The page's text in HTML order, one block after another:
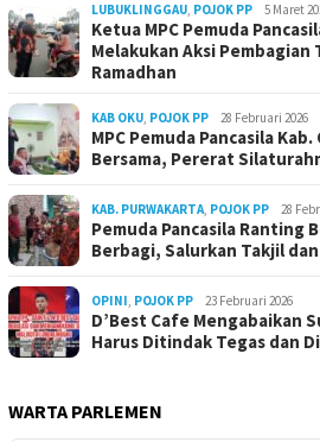
LUBUKLINGGAU, POJOK PP 5 Maret
Ketua MPC Pemuda
Melakukan Aksi
Ramadhan
KAB OKU, POJOK PP 28 Februari 2026
MPC Pemuda Pancasila
Bersama, Pererat
KAB. PURWAKARTA, POJOK PP 28
Pemuda Pancasila Ranting
Berbagi, Salurkan Takjil
OPINI, POJOK PP 23 Februari 2026
D’Best Cafe Mengabaikan
Harus Ditindak Tegas dan
WARTA PARLEMEN